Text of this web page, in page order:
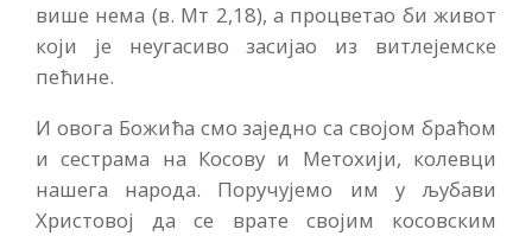
више нема (в. Мт 2,18), а процветао би живот
који је неугасиво засијао из витлејемске
пећине.
И овога Божића смо заједно са својом браћом
и сестрама на Косову и Метохији, колевци
нашега народа. Поручујемо им у љубави
Христовој да се врате својим косовским